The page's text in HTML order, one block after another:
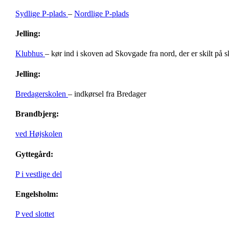
Sydlige P-plads – Nordlige P-plads
Jelling:
Klubhus – kør ind i skoven ad Skovgade fra nord, der er skilt på
Jelling:
Bredagerskolen – indkørsel fra Bredager
Brandbjerg:
ved Højskolen
Gyttegård:
P i vestlige del
Engelsholm:
P ved slottet